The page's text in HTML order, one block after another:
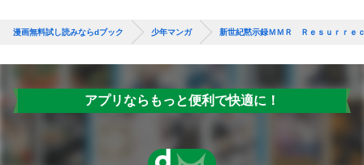
漫画無料試し読みならdブック 少年マンガ 新世紀黙示録ＭＭＲ Ｒｅｓｕｒｒｅ
アプリならもっと便利で快適に！